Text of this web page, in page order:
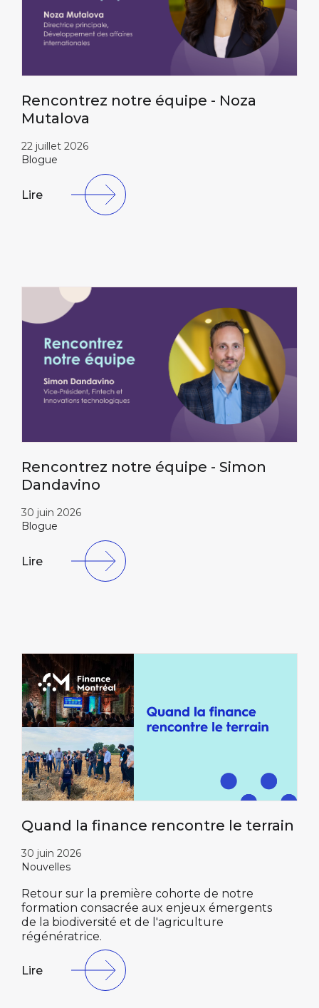
Rencontrez notre équipe - Noza
Mutalova
22 juillet 2026
Blogue
Lire
Rencontrez notre équipe - Simon
Dandavino
30 juin 2026
Blogue
Lire
Quand la finance rencontre le terrain
30 juin 2026
Nouvelles
Retour sur la première cohorte de notre
formation consacrée aux enjeux émergents
de la biodiversité et de l'agriculture
régénératrice.
Lire